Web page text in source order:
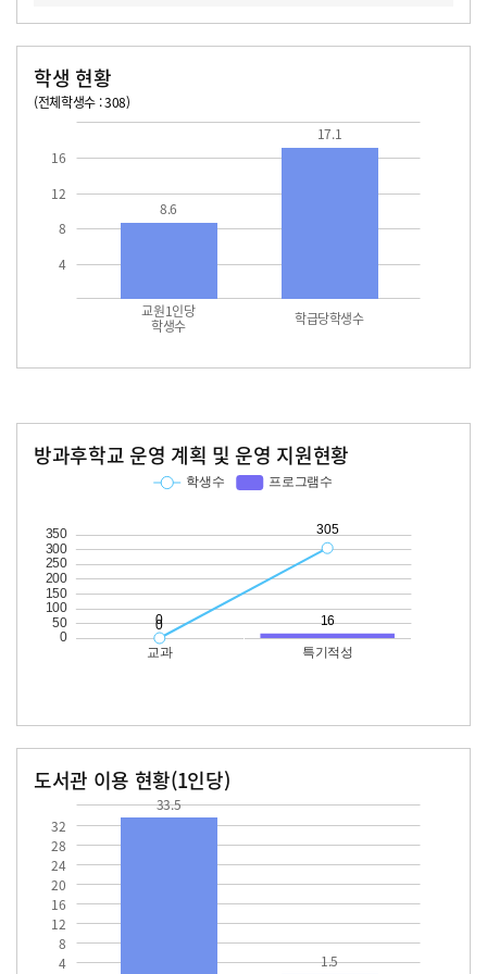
학생 현황
(전체학생수 : 308)
4
8
12
16
교원1인당
학생수 학급당학생수
8.6
17.1
방과후학교 운영 계획 및 운영 지원현황
도서관 이용 현황(1인당)
4
8
12
16
20
24
28
32
33.5
1.5